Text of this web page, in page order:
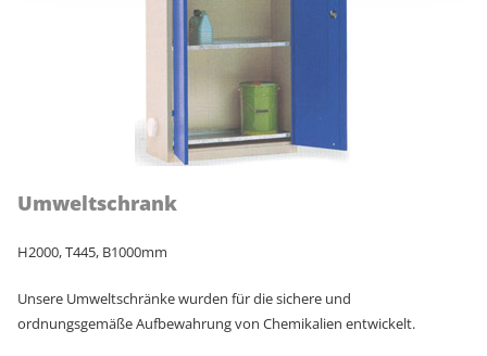
Umweltschrank
H2000, T445, B1000mm
Unsere Umweltschränke wurden für die sichere und
ordnungsgemäße Aufbewahrung von Chemikalien entwickelt.